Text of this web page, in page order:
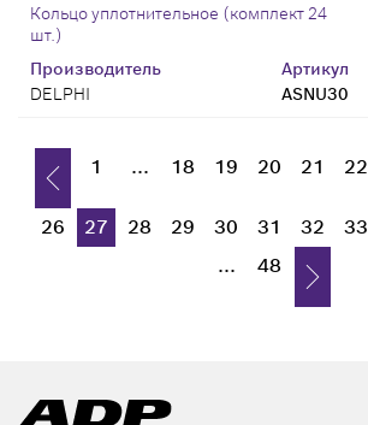
Производитель
DELPHI
Артикул
ASNU30
Кольцо уплотнительное (комплект 24
шт.)
1 ... 18 19 20 21 22
26 27 28 29 30 31 32 33
...
48